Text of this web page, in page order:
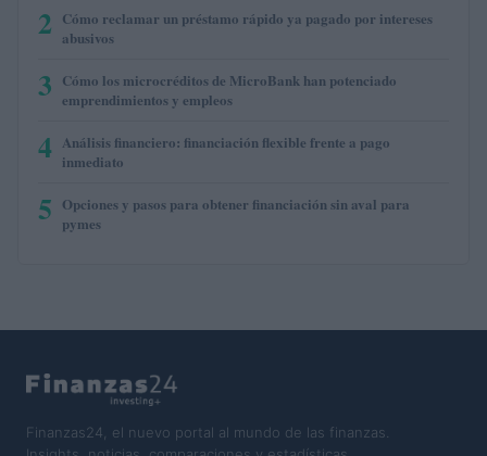
2 Cómo reclamar un préstamo rápido ya pagado por intereses
abusivos
3 Cómo los microcréditos de MicroBank han potenciado
emprendimientos y empleos
4 Análisis financiero: financiación flexible frente a pago
inmediato
5 Opciones y pasos para obtener financiación sin aval para
pymes
Finanzas24, el nuevo portal al mundo de las finanzas.